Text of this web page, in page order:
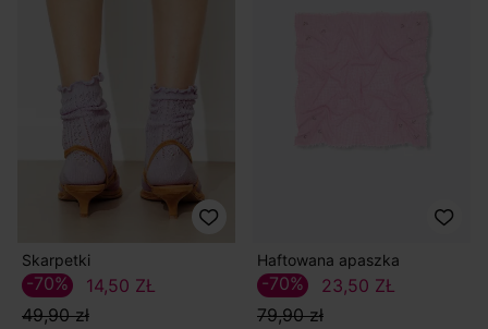
Skarpetki
14,50 ZŁ
49,90 zł
-70%
Haftowana apaszka
23,50 ZŁ
79,90 zł
-70%